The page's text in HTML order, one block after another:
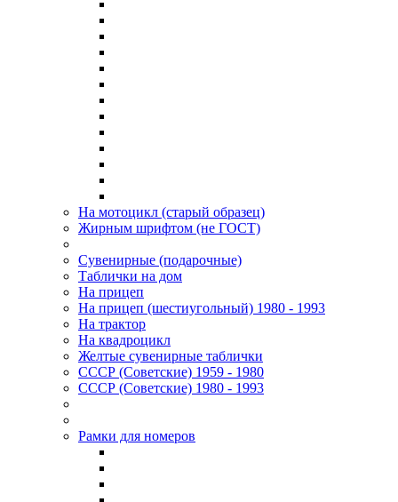
На мотоцикл (старый образец)
Жирным шрифтом (не ГОСТ)
Сувенирные (подарочные)
Таблички на дом
На прицеп
На прицеп (шестиугольный) 1980 - 1993
На трактор
На квадроцикл
Желтые сувенирные таблички
СССР (Советские) 1959 - 1980
СССР (Советские) 1980 - 1993
Рамки для номеров